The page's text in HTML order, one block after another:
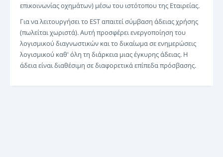
Ειδικά εργαλεία
Διαγνωστικά όργανα
Επαναπρογραμματισμός ECU
Rescue material
ΣΎΝΔΕΣΗ
επικοινωνίας οχημάτων) μέσω του ιστότοπου της Εταιρείας.
Για να λειτουργήσει το EST απαιτεί σύμβαση άδειας χρήσης
(πωλείται χωριστά). Αυτή προσφέρει ενεργοποίηση του
λογισμικού διαγνωστικών και το δικαίωμα σε ενημερώσεις
λογισμικού καθ' όλη τη διάρκεια μιας έγκυρης άδειας. Η
άδεια είναι διαθέσιμη σε διαφορετικά επίπεδα πρόσβασης.